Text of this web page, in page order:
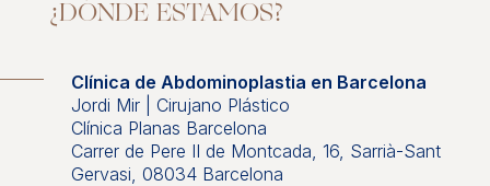
¿DÓNDE ESTAMOS?
Clínica de Abdominoplastia en Barcelona
Jordi Mir | Cirujano Plástico
Clínica Planas Barcelona
Carrer de Pere II de Montcada, 16, Sarrià-Sant
Gervasi, 08034 Barcelona